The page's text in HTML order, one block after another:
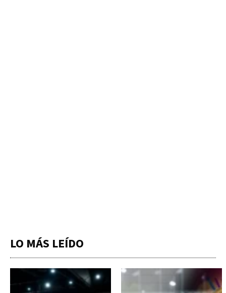
LO MÁS LEÍDO